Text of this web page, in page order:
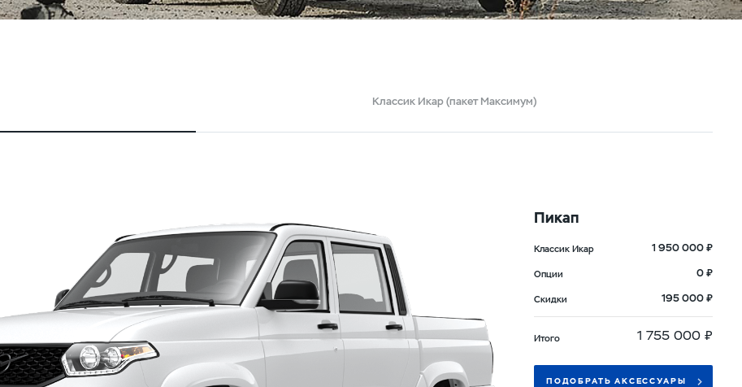
Классик Икар (пакет Максимум)
Пикап
Классик Икар 1 950 000 ₽
Опции 0 ₽
Скидки 195 000 ₽
Итого 1 755 000 ₽
ПОДОБРАТЬ АКСЕССУАРЫ